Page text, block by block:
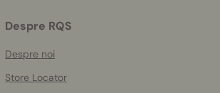
Despre RQS
Despre noi
Store Locator